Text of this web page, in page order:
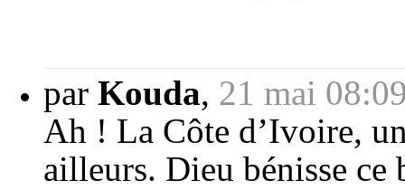
par Kouda, 21 mai
Ah ! La Côte d’Ivoire,
ailleurs. Dieu bénisse ce